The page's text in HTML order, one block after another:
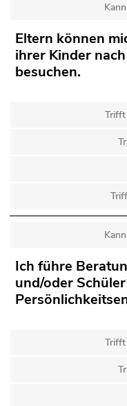
Eltern können
ihrer Kinder
besuchen.
Ich führe
und/oder